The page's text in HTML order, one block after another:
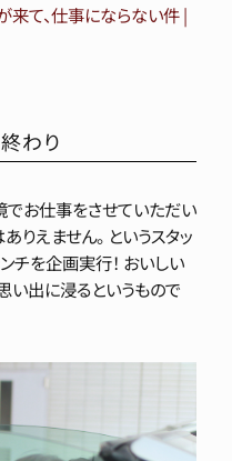
来て、仕事にならない件 |
わり
お仕事をさせていただい
りえません。 というスタッ
チを企画実行！ おいしい
い出に浸るというもので